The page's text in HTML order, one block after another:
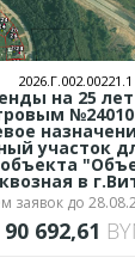
2026.Г.002.00221.1
на 25
участок
в
заявок до
90 692,61